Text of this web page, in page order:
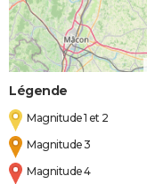
Légende
Magnitude 1 et 2
Magnitude 3
Magnitude 4